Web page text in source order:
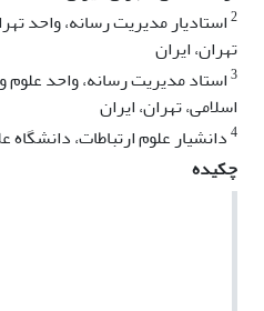
2استادیار مدیریت رسانه، واحد
تهران، ایران
3استاد مدیریت رسانه، واحد علوم
اسلامی، تهران، ایران
4دانشیار علوم ارتباطات، دانشگاه
چکیده